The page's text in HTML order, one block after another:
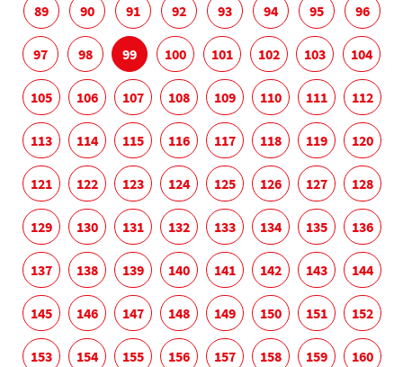
89 90 91 92 93 94 95 96
97 98 99 100 101 102 103 104
105 106 107 108 109 110 111 112
113 114 115 116 117 118 119 120
121 122 123 124 125 126 127 128
129 130 131 132 133 134 135 136
137 138 139 140 141 142 143 144
145 146 147 148 149 150 151 152
153 154 155 156 157 158 159 160